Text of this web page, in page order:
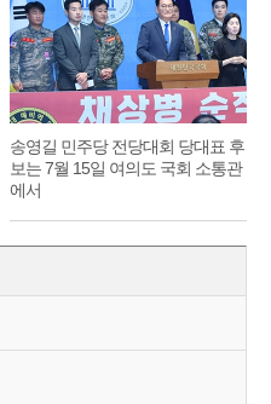
송영길 민주당 전당대회 당대표 후
보는 7월 15일 여의도 국회 소통관
에서